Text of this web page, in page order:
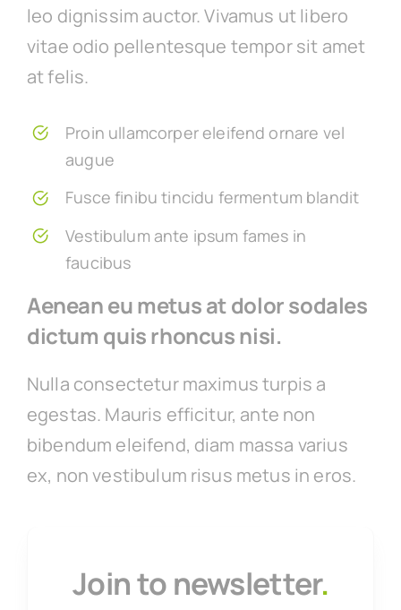
leo dignissim auctor. Vivamus ut libero
vitae odio pellentesque tempor sit amet
at felis.
Proin ullamcorper eleifend ornare vel
augue
Fusce finibu tincidu fermentum blandit
Vestibulum ante ipsum fames in
faucibus
Aenean eu metus at dolor sodales
dictum quis rhoncus nisi.
Nulla consectetur maximus turpis a
egestas. Mauris efficitur, ante non
bibendum eleifend, diam massa varius
ex, non vestibulum risus metus in eros.
Join to newsletter.